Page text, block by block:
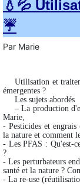
💧💦
☔️
Par Marie
Utilisation et
émergentes ?
Les sujets abordés
– La production
Marie,
- Pesticides et
la nature et comment
- Les PFAS : Qu'est-
?
- Les perturbateurs
santé et la nature ?
- La re-use